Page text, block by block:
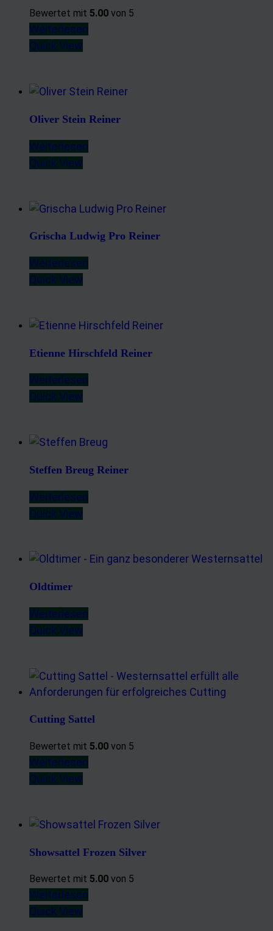
Bewertet mit 5.00 von 5
Weiterlesen
Quick View
Oliver Stein Reiner
Weiterlesen
Quick View
Grischa Ludwig Pro Reiner
Weiterlesen
Quick View
Etienne Hirschfeld Reiner
Weiterlesen
Quick View
Steffen Breug Reiner
Weiterlesen
Quick View
Oldtimer
Weiterlesen
Quick View
Cutting Sattel
Bewertet mit 5.00 von 5
Weiterlesen
Quick View
Showsattel Frozen Silver
Bewertet mit 5.00 von 5
Weiterlesen
Quick View